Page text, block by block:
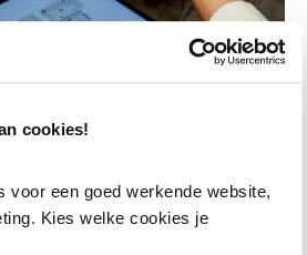
cookies!
voor een goed werkende website,
Kies welke cookies je
interieurstylisten creeëren
en behoeften een